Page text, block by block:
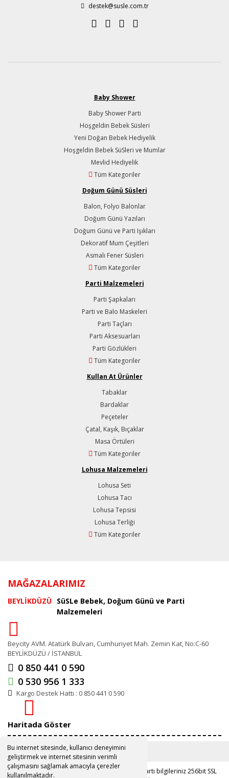
Bu internet sitesinde, kullanıcı deneyimini
geliştirmek ve internet sitesinin verimli
çalışmasını sağlamak amacıyla çerezler
kullanılmaktadır.
destek@susle.com.tr
Baby Shower
Baby Shower Parti
Hoşgeldin Bebek Süsleri
Yeni Doğan Bebek Hediyelik
Hoşgeldin Bebek SüSleri ve Mumlar
Mevlid Hediyelik
Tüm Kategoriler
Doğum Günü Süsleri
Balon, Folyo Balonlar
Doğum Günü Yazıları
Doğum Günü ve Parti Işıkları
Dekoratif Mum Çeşitleri
Asmalı Fener Süsleri
Tüm Kategoriler
Parti Malzemeleri
Parti Şapkaları
Parti ve Balo Maskeleri
Parti Taçları
Parti Aksesuarları
Parti Gözlükleri
Tüm Kategoriler
Kullan At Ürünler
Tabaklar
Bardaklar
Peçeteler
Çatal, Kaşık, Bıçaklar
Masa Örtüleri
Tüm Kategoriler
Lohusa Malzemeleri
Lohusa Seti
Lohusa Tacı
Lohusa Tepsisi
Lohusa Terliği
Tüm Kategoriler
MAĞAZALARIMIZ
BEYLİKDÜZÜ SüSLe Bebek, Doğum Günü ve Parti
Malzemeleri
Beycity AVM. Atatürk Bulvarı, Cumhuriyet Mah. Zemin Kat, No:C-60
BEYLİKDÜZÜ / İSTANBUL
0 850 441 0 590
0 530 956 1 333
Kargo Destek Hattı : 0 850 441 0 590
Haritada Göster
Copyright 2019 ©www.susle.com.tr
Kredi kartı bilgileriniz 256bit SSL